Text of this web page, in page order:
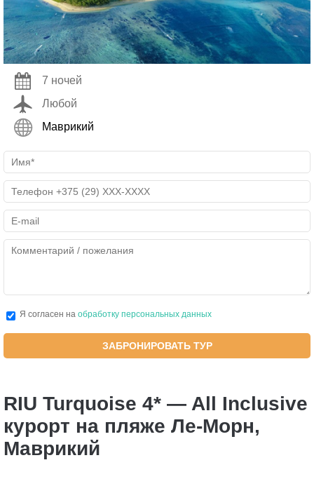
7 ночей
Любой
Маврикий
Я согласен на обработку персональных данных
ЗАБРОНИРОВАТЬ ТУР
RIU Turquoise 4* — All Inclusive
курорт на пляже Ле-Морн,
Маврикий